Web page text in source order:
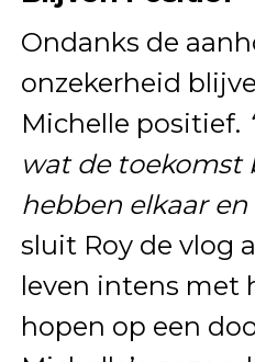
Ondanks de
onzekerheid
Michelle positief.
wat de toekomst
hebben elkaar
sluit Roy de vlog
leven intens met
hopen op een